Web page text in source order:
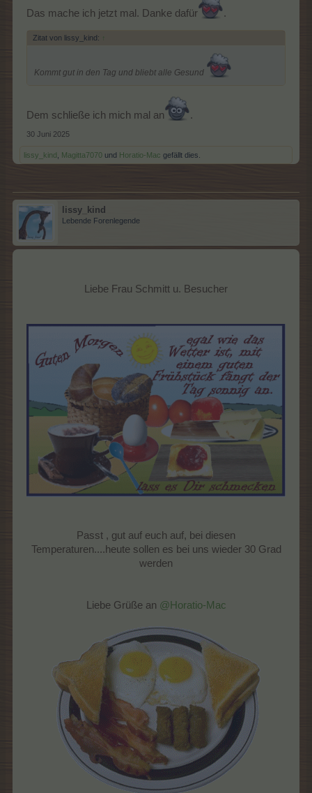
Das mache ich jetzt mal. Danke dafür .
Zitat von lissy_kind: ↑
Kommt gut in den Tag und bliebt alle Gesund
Dem schließe ich mich mal an .
30 Juni 2025
lissy_kind Magitta7070 und Horatio-Mac gefällt dies.
lissy_kind
Lebende Forenlegende
Liebe Frau Schmitt u. Besucher
Passt , gut auf euch auf, bei diesen
Temperaturen....heute sollen es bei uns wieder 30 Grad
werden
Liebe Grüße an @Horatio-Mac